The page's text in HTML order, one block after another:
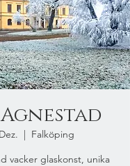
  |
Falköping
vacker glaskonst, unika